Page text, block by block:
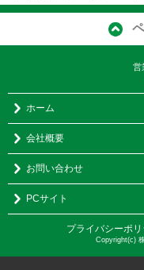
営
ホーム
会社概要
お問い合わせ
PCサイト
プライバシーポリ
Copyright(c)